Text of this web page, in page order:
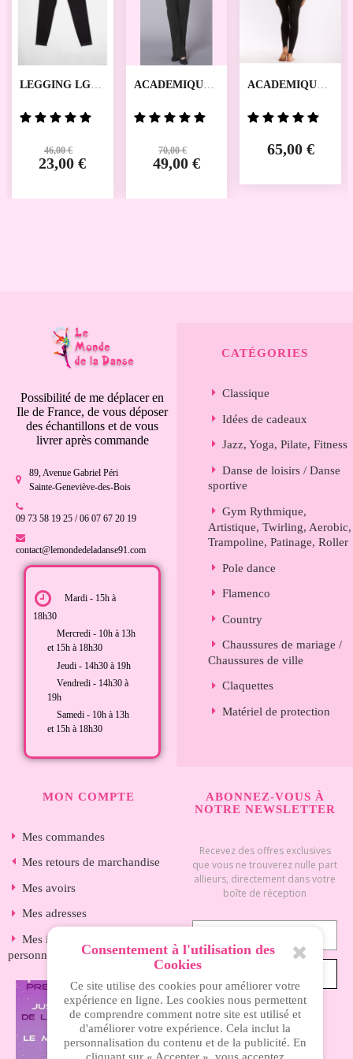
LEGGING LG-
46,00 €
23,00 €
ACADEMIQUE
DANSE
70,00 €
49,00 €
ACADEMIQUE
DANSE
65,00 €
Possibilité de me déplacer en
Ile de France, de vous déposer
des échantillons et de vous
livrer après commande
89, Avenue Gabriel Péri
Sainte-Geneviève-des-Bois
09 73 58 19 25 / 06 07 67 20 19
contact@lemondedeladanse91.com
Mardi - 15h à
18h30
Mercredi - 10h à 13h
et 15h à 18h30
Jeudi - 14h30 à 19h
Vendredi - 14h30 à
19h
Samedi - 10h à 13h
et 15h à 18h30
CATÉGORIES
Classique
Idées de cadeaux
Jazz, Yoga, Pilate, Fitness
Danse de loisirs / Danse
sportive
Gym Rythmique,
Artistique, Twirling, Aerobic,
Trampoline, Patinage, Roller
Pole dance
Flamenco
Country
Chaussures de mariage /
Chaussures de ville
Claquettes
Matériel de protection
MON COMPTE
Mes commandes
Mes retours de marchandise
Mes avoirs
Mes adresses
Mes informations
personnelles
ABONNEZ-VOUS À
NOTRE NEWSLETTER
Recevez des offres exclusives
que vous ne trouverez nulle part
allieurs, directement dans votre
boîte de réception
INFORMATIONS
Consentement à l'utilisation des
Cookies
Ce site utilise des cookies pour améliorer votre
expérience en ligne. Les cookies nous permettent
de comprendre comment notre site est utilisé et
d'améliorer votre expérience. Cela inclut la
personnalisation du contenu et de la publicité. En